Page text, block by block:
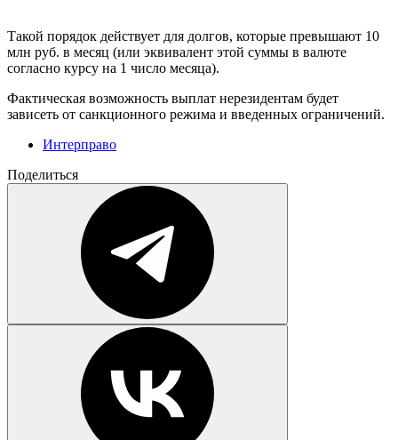
Такой порядок действует для долгов, которые превышают 10
млн руб. в месяц (или эквивалент этой суммы в валюте
согласно курсу на 1 число месяца).
Фактическая возможность выплат нерезидентам будет
зависеть от санкционного режима и введенных ограничений.
Интерправо
Поделиться